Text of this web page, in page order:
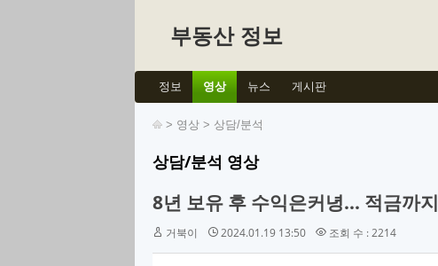
부동산 정보
정보 영상 뉴스 게시판
> 영상 > 상담/분석
상담/분석 영상
8년 보유 후 수익은커녕... 적금까
거북이 2024.01.19 13:50 조회 수 : 2214